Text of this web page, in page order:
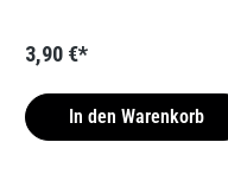
3,90 €*
In den Warenkorb